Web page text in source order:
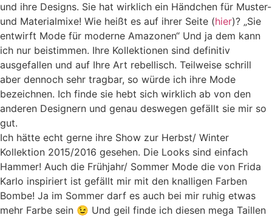
und ihre Designs. Sie hat wirklich ein Händchen für Muster-
und Materialmixe! Wie heißt es auf ihrer Seite (hier)? „Sie
entwirft Mode für moderne Amazonen“ Und ja dem kann
ich nur beistimmen. Ihre Kollektionen sind definitiv
ausgefallen und auf Ihre Art rebellisch. Teilweise schrill
aber dennoch sehr tragbar, so würde ich ihre Mode
bezeichnen. Ich finde sie hebt sich wirklich ab von den
anderen Designern und genau deswegen gefällt sie mir so
gut.
Ich hätte echt gerne ihre Show zur Herbst/ Winter
Kollektion 2015/2016 gesehen. Die Looks sind einfach
Hammer! Auch die Frühjahr/ Sommer Mode die von Frida
Karlo inspiriert ist gefällt mir mit den knalligen Farben
Bombe! Ja im Sommer darf es auch bei mir ruhig etwas
mehr Farbe sein 😉 Und geil finde ich diesen mega Taillen